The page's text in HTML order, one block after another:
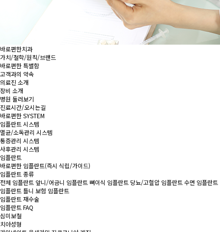
바로편한치과
가치/철학/원칙/브랜드
바로편한 특별함
고객과의 약속
의료진 소개
장비 소개
병원 둘러보기
진료시간/오시는길
바로편한 SYSTEM
임플란트 시스템
멸균/소독관리 시스템
통증관리 시스템
사후관리 시스템
임플란트
바로편한 임플란트(즉시 식립/가이드)
임플란트 종류
전체 임플란트 앞니/어금니 임플란트 뼈이식 임플란트 당뇨/고혈압 임플란트수면 임플란트
임플란트 틀니 보험 임플란트
임플란트 재수술
임플란트 FAQ
심미보철
치아성형